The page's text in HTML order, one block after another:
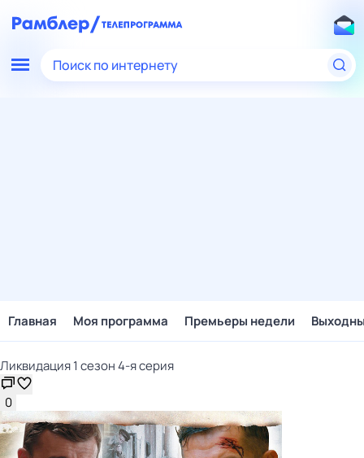
Поиск по интернету
Главная Моя программа Премьеры недели
Ликвидация 1 сезон 4-я серия
0